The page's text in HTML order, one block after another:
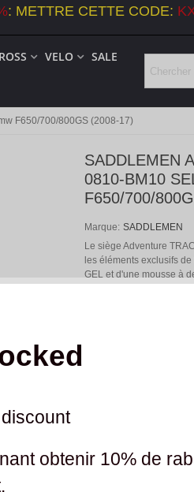
obtenir 10% de
: METTRE CETTE CODE:
VELO
SALE
F650/700/800GS (2008-17)
SADDLEMEN
0810-BM10
F650/700/
Marque: SADDLEMEN
Le siège Adventure
les éléments exclusifs
GEL et d'une mousse à
de selle brevetée GEL-